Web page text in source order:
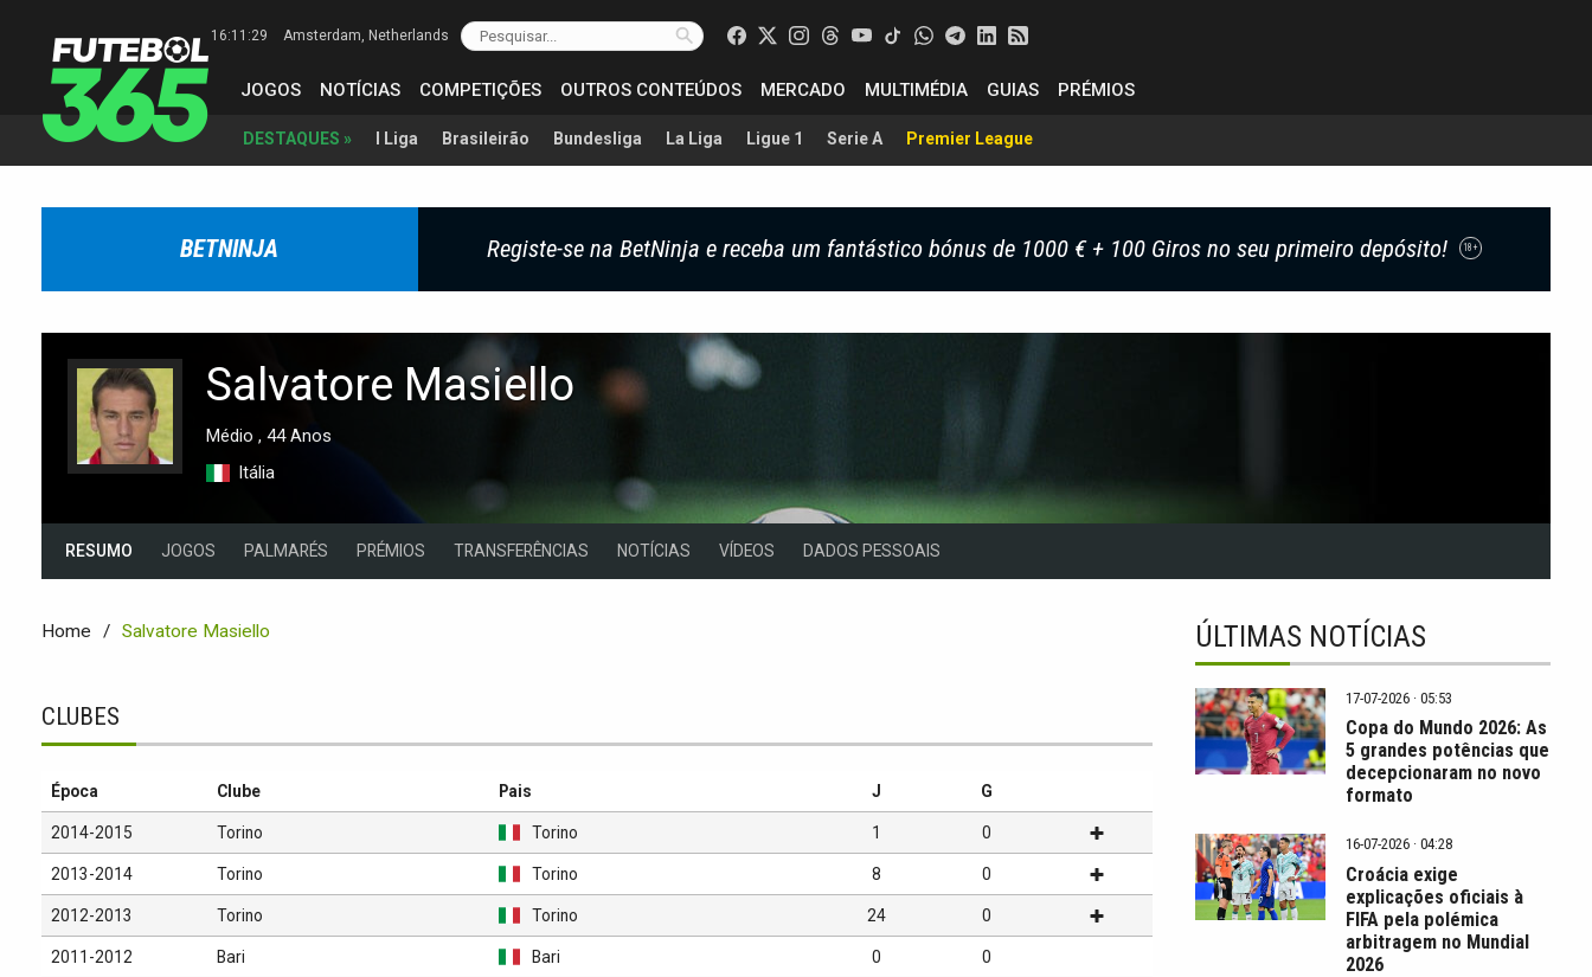
16:11:30 Amsterdam, Netherlands
JOGOS NOTÍCIAS COMPETIÇÕES OUTROS CONTEÚDOS MERCADO MULTIMÉDIA GUIAS PRÉMIOS
DESTAQUES » I Liga Brasileirão Bundesliga La Liga Ligue 1 Serie A Premier League
BETNINJA Registe-se na BetNinja e receba um fantástico bónus de 1000 € + 100 Giros no seu primeiro depósito! 18+
Salvatore Masiello
Médio , 44 Anos
Itália
RESUMO JOGOS PALMARÉS PRÉMIOS TRANSFERÊNCIAS NOTÍCIAS VÍDEOS DADOS PESSOAIS
Home Salvatore Masiello
CLUBES
Época Clube Pais J G
2014-2015 Torino Torino 1 0
2013-2014 Torino Torino 8 0
2012-2013 Torino Torino 24 0
2011-2012 Bari Bari 0 0
ÚLTIMAS NOTÍCIAS
17-07-2026 · 05:53
Copa do Mundo 2026: As
5 grandes potências que
decepcionaram no novo
formato
16-07-2026 · 04:28
Croácia exige
explicações oficiais à
FIFA pela polémica
arbitragem no Mundial
2026